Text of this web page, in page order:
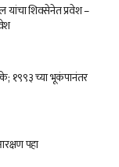
यांचा शिवसेनेत प्रवेश –
१९९३ च्या भूकंपानंतर
पहा